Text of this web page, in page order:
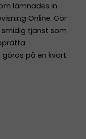
lämnades in
Online. Gör
tjänst som
på en kvart.